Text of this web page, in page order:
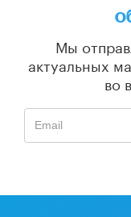
Мы
актуальных
во